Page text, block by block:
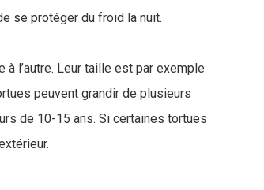
se protéger du froid la nuit.
l’autre. Leur taille est par exemple
peuvent grandir de plusieurs
de 10-15 ans. Si certaines tortues